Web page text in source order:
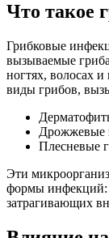
Что такое
Грибковые
вызываемые
ногтях, волосах
виды грибов,
Дрожжевые
Плесневые
Эти
формы инфекций:
затрагивающих